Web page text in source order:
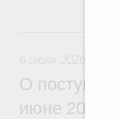
О
июне 2026